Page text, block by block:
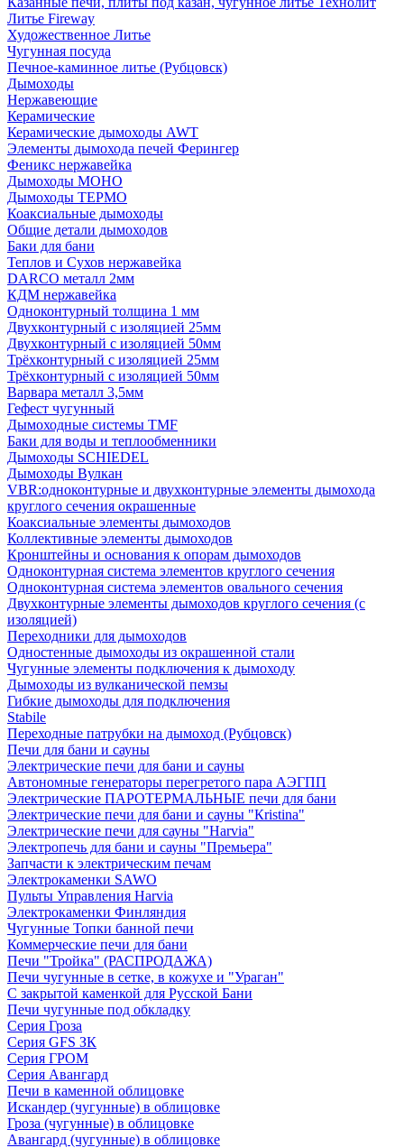
Литье Fireway
Художественное Литье
Чугунная посуда
Печное-каминное литье (Рубцовск)
Дымоходы
Нержавеющие
Керамические
Керамические дымоходы AWT
Элементы дымохода печей Ферингер
Феникс нержавейка
Дымоходы МОНО
Дымоходы ТЕРМО
Коаксиальные дымоходы
Общие детали дымоходов
Баки для бани
Теплов и Сухов нержавейка
DARCO металл 2мм
КДМ нержавейка
Одноконтурный толщина 1 мм
Двухконтурный с изоляцией 25мм
Двухконтурный с изоляцией 50мм
Трёхконтурный с изоляцией 25мм
Трёхконтурный с изоляцией 50мм
Варвара металл 3,5мм
Гефест чугунный
Дымоходные системы TMF
Баки для воды и теплообменники
Дымоходы SCHIEDEL
Дымоходы Вулкан
VBR:одноконтурные и двухконтурные элементы дымохода
круглого сечения окрашенные
Коаксиальные элементы дымоходов
Коллективные элементы дымоходов
Кронштейны и основания к опорам дымоходов
Одноконтурная система элементов круглого сечения
Одноконтурная система элементов овального сечения
Двухконтурные элементы дымоходов круглого сечения (с
изоляцией)
Переходники для дымоходов
Одностенные дымоходы из окрашенной стали
Чугунные элементы подключения к дымоходу
Дымоходы из вулканической пемзы
Гибкие дымоходы для подключения
Stabile
Переходные патрубки на дымоход (Рубцовск)
Печи для бани и сауны
Электрические печи для бани и сауны
Автономные генераторы перегретого пара АЭГПП
Электрические ПАРОТЕРМАЛЬНЫЕ печи для бани
Электрические печи для бани и сауны "Кristina"
Электрические печи для сауны "Harvia"
Электропечь для бани и сауны "Премьера"
Запчасти к электрическим печам
Электрокаменки SAWO
Пульты Управления Harvia
Электрокаменки Финляндия
Чугунные Топки банной печи
Коммерческие печи для бани
Печи "Тройка" (РАСПРОДАЖА)
Печи чугунные в сетке, в кожухе и "Ураган"
С закрытой каменкой для Русской Бани
Печи чугунные под обкладку
Серия Гроза
Серия GFS ЗК
Серия ГРОМ
Серия Авангард
Печи в каменной облицовке
Искандер (чугунные) в облицовке
Гроза (чугунные) в облицовке
Авангард (чугунные) в облицовке